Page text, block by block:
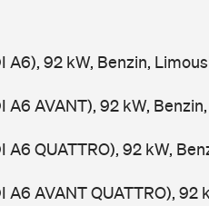
A6), 92 kW, Benzin,
A6 AVANT), 92 kW,
A6 QUATTRO), 92 kW,
A6 AVANT QUATTRO), 92